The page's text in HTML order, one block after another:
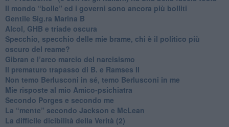
​Il mondo “bolle” ed i governi sono ancora più bolliti
​Gentile Sig.ra Marina B
​Alcol, GHB e triade oscura
​Specchio, specchio delle mie brame, chi è il politico più
oscuro del reame?
​Gibran e l’arco marcio del narcisismo
​Il prematuro trapasso di B. e Ramses II
​Non temo Berlusconi in sé, temo Berlusconi in me
​Mie risposte al mio Amico-psichiatra
​Secondo Porges e secondo me
​La “mente” secondo Jackson e McLean
La difficile dicibilità della Verità (2)